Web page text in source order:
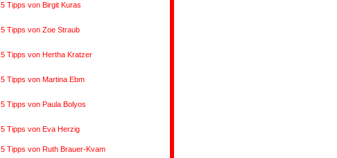
5 Tipps von Birgit Kuras
5 Tipps von Zoe Straub
5 Tipps von Hertha Kratzer
5 Tipps von Martina Ebm
5 Tipps von Paula Bolyos
5 Tipps von Eva Herzig
5 Tipps von Ruth Brauer-Kvam